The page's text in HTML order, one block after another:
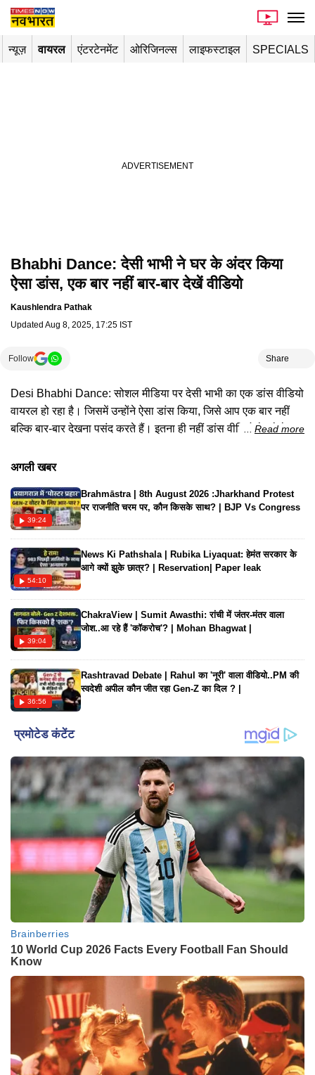
न्यूज़ वायरल एंटरटेनमेंट ओरिजिनल्स लाइफस्टाइल SPECIALS
Bhabhi Dance: देसी भाभी ने घर के अंदर किया
ऐसा डांस, एक बार नहीं बार-बार देखें वीडियो
Kaushlendra Pathak
Updated Aug 8, 2025, 17:25 IST
Follow Share
Desi Bhabhi Dance: सोशल मीडिया पर देसी भाभी का एक डांस वीडियो
वायरल हो रहा है। जिसमें उन्होंने ऐसा डांस किया, जिसे आप एक बार नहीं
बल्कि बार-बार देखना पसंद करते हैं। इतना ही नहीं डांस वीडियो देखने के
Read more
अगली खबर
39:24
Brahmāstra | 8th August 2026 :Jharkhand Protest
पर राजनीति चरम पर, कौन किसके साथ? | BJP Vs Congress
54:10
News Ki Pathshala | Rubika Liyaquat: हेमंत सरकार के
आगे क्यों झुके छात्र? | Reservation| Paper leak
39:04
ChakraView | Sumit Awasthi: रांची में जंतर-मंतर वाला
जोश..आ रहे हैं 'कॉकरोच'? | Mohan Bhagwat |
36:56
Rashtravad Debate | Rahul का 'नूरी' वाला वीडियो..PM की
स्वदेशी अपील कौन जीत रहा Gen-Z का दिल ? |